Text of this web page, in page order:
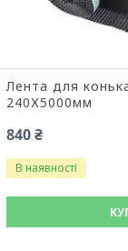
Лента для
240Х5000мм
840 ₴
В наявності